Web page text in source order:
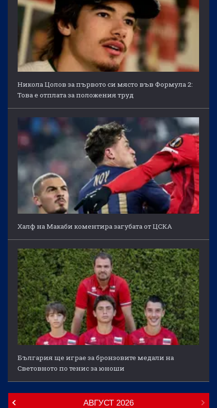
Никола Цолов за първото си място във Формула 2:
Това е отплата за положения труд
Халф на Макаби коментира загубата от ЦСКА
България ще играе за бронзовите медали на
Световното по тенис за юноши
АВГУСТ 2026